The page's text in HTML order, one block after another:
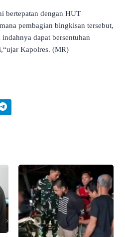
bertepatan dengan HUT
pembagian bingkisan tersebut,
dapat bersentuhan
Kapolres. (MR)